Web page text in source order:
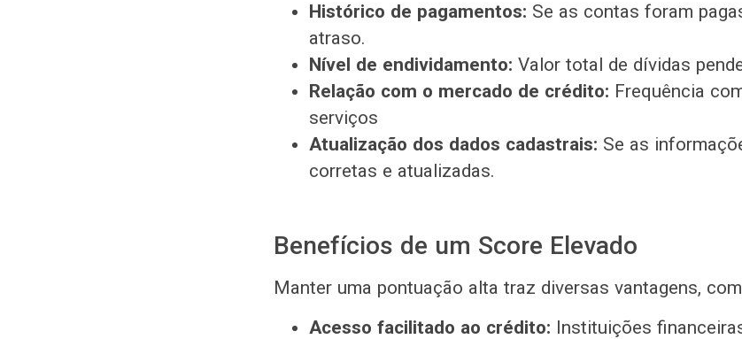
Histórico de pagamentos: Se as contas foram
atraso.
Nível de endividamento: Valor total de dívidas
Relação com o mercado de crédito: Frequência
serviços
Atualização dos dados cadastrais: Se as
corretas e atualizadas.
Benefícios de um Score Elevado
Manter uma pontuação alta traz diversas vantagens,
Acesso facilitado ao crédito: Instituições